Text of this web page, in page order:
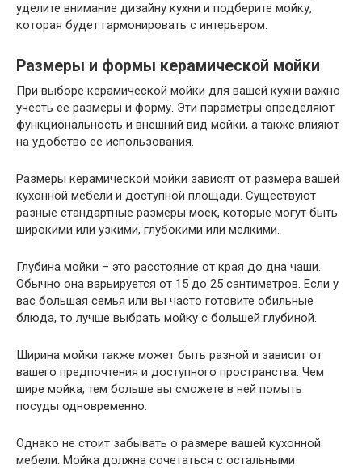
уделите внимание дизайну кухни и подберите мойку,
которая будет гармонировать с интерьером.
Размеры и формы керамической мойки
При выборе керамической мойки для вашей кухни важно
учесть ее размеры и форму. Эти параметры определяют
функциональность и внешний вид мойки, а также влияют
на удобство ее использования.
Размеры керамической мойки зависят от размера вашей
кухонной мебели и доступной площади. Существуют
разные стандартные размеры моек, которые могут быть
широкими или узкими, глубокими или мелкими.
Глубина мойки – это расстояние от края до дна чаши.
Обычно она варьируется от 15 до 25 сантиметров. Если у
вас большая семья или вы часто готовите обильные
блюда, то лучше выбрать мойку с большей глубиной.
Ширина мойки также может быть разной и зависит от
вашего предпочтения и доступного пространства. Чем
шире мойка, тем больше вы сможете в ней помыть
посуды одновременно.
Однако не стоит забывать о размере вашей кухонной
мебели. Мойка должна сочетаться с остальными